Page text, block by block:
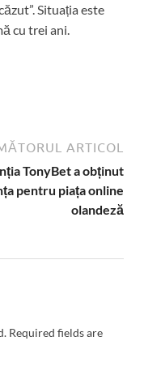
Situația este
cu trei ani.
ARTICOL
TonyBet a obținut
pentru piața online
olandeză
Required fields are